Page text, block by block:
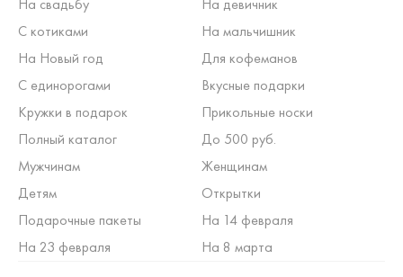
На свадьбу
На девичник
С котиками
На мальчишник
На Новый год
Для кофеманов
С единорогами
Вкусные подарки
Кружки в подарок
Прикольные носки
Полный каталог
До 500 руб.
Мужчинам
Женщинам
Детям
Открытки
Подарочные пакеты
На 14 февраля
На 23 февраля
На 8 марта